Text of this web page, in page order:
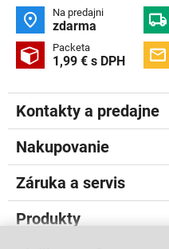
 Na predajni
zdarma 
 Packeta
1,99 € s DPH 
Kontakty a predajne
Nakupovanie
Záruka a servis
Produkty